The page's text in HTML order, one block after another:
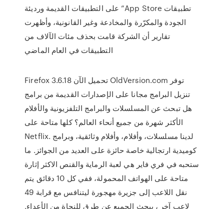
تطبيقات App Store” على التطبيقات القديمة ورديئة
الجودة والمكرّرة والمخادعة وغير القانونية، وأظهرت
تقارير أن الشركة قامت بحذف مئات الآلاف من
التطبيقات في العام الماضي
Firefox 3.6.18 تحميل الآن OldVersion.com توفر
تنزيل البرامج مجانا على الإصدارات القديمة من برامج
هل تبحث عن المسلسلات والبرامج التلفزيونية والأفلام
الأكثر شهرة من جميع أنحاء العالم؟ كلها متاحة على
Netflix. لدينا مسلسلات، وأفلام، وأفلام وثائقية، وبرامج
كوميدية ارتجالية خاصة حائزة على العديد من الجوائز. ما
ستحبه في فري فاير هي لعبة الرماية والقنص الاكثر إثارة
متاحة على الهواتف المحمولة، ففي كل 10 دقائق يتم
نقل اللاعب إلى جزيرة مهجورة ليتنافس مع قرابة 49
لاعب آخر ، يبحث الجميع عن طرق للنجاة من الأعداء.